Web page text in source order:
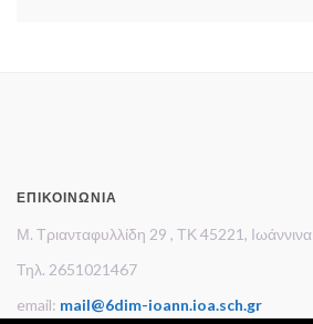
ΕΠΙΚΟΙΝΩΝΊΑ
Μ. Τριανταφυλλίδη 29 , ΤΚ 45221, Ιωάννινα
Τηλ. 2651021467
email: mail@6dim-ioann.ioa.sch.gr